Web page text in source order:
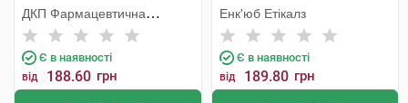
ДКП Фармацевтична
фабрика
Є в наявності
від 188.60 грн
Енк'юб Етікалз
Є в наявності
від 189.80 грн